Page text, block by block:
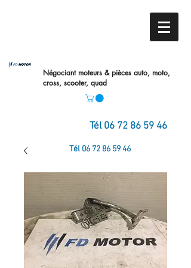
Négociant moteurs & pièces auto, moto,
cross, scooter, quad
Tél 06 72 86 59 46
Tél 06 72 86 59 46